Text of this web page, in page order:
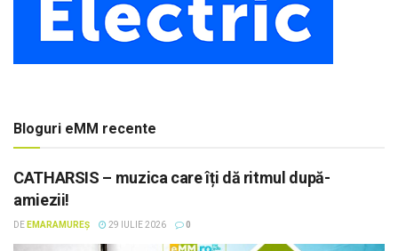
Bloguri eMM recente
CATHARSIS – muzica care îți dă ritmul după-
amiezii!
DE EMARAMUREȘ 29 IULIE 2026 0